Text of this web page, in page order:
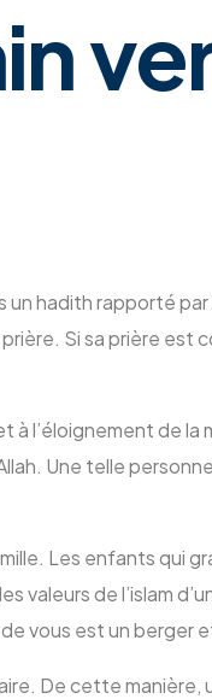
hadith rapporté par
Si sa prière est
l’éloignement de la
Une telle
Les enfants qui
valeurs de l’islam
de vous est un
De cette manière,